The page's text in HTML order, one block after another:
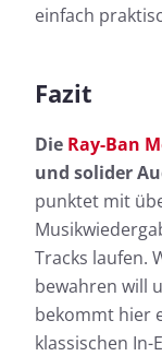
einfach
Fazit
Die Ray-Ban
und solider
punktet mit
Tracks laufen.
bewahren will
bekommt hier
klassischen